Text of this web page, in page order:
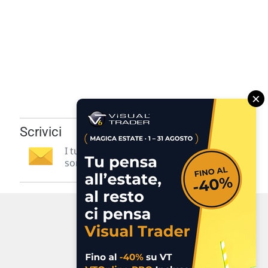
Scrivici
I tuoi suggerimenti per noi
sono preziosi e molto utili! »
×